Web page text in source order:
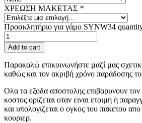
ΧΡΕΩΣΗ ΜΑΚΕΤΑΣ *
Προσκλητήριο για γάμο SYNW34
Add to cart
Παρακαλώ επικοινωνήστε μαζί μας
καθώς και τον ακριβή χρόνο παράδοσης
Ολα τα εξοδα αποστολης επιβαρυνουν τον
κοστος οριζεται οταν ειναι ετοιμη η
και υπολογιζεται ο ογκος του πακετου
κουριερ.